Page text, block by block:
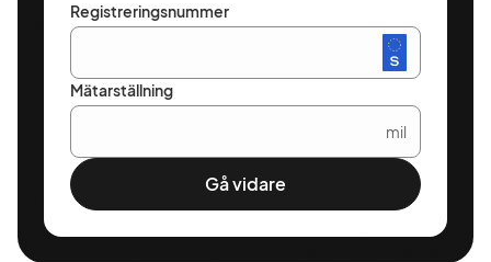
Registreringsnummer
Mätarställning
mil
Gå vidare